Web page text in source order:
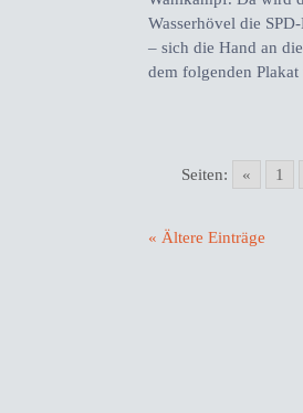
Wasserhövel die
– sich die Hand an
dem folgenden
Seiten: « 1
« Ältere Einträge